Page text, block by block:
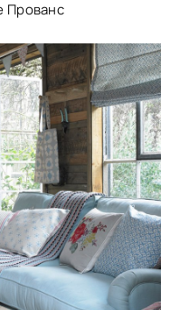
Прованс